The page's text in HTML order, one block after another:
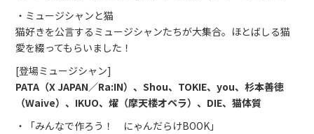
・ミュージシャンと猫
猫好きを公言するミュージシャンたちが大集合。ほとばしる猫
愛を綴ってもらいました！
[登場ミュージシャン]
PATA（X JAPAN／Ra:IN）、Shou、TOKIE、you、杉本善徳
（Waive）、IKUO、燿（摩天楼オペラ）、DIE、猫体質
・「みんなで作ろう！ にゃんだらけBOOK」